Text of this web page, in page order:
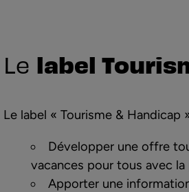
Le label
Le label « Tourisme & Handicap
Développer une offre
vacances pour tous avec
Apporter une